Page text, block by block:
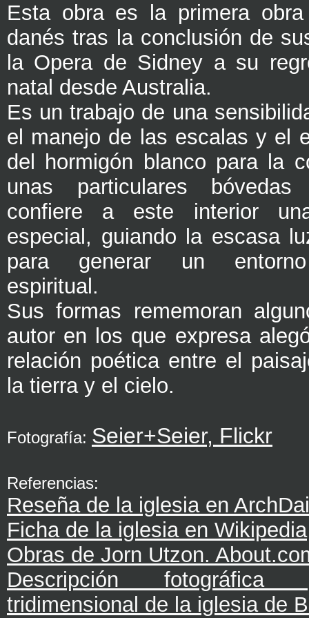
Esta obra es la primera
danés tras la conclusión de
la Opera de Sidney a su
natal desde Australia.
Es un trabajo de una
el manejo de las escalas y el
del hormigón blanco para la
unas particulares
confiere a este interior
especial, guiando la escasa
para generar un entorno
espiritual.
Sus formas rememoran
autor en los que expresa
relación poética entre el
la tierra y el cielo.
Fotografía: Seier+Seier, Flickr
Referencias:
Reseña de la iglesia en
Ficha de la iglesia en Wikipedia
Obras de Jorn Utzon.
Descripción
tridimensional de la iglesia de